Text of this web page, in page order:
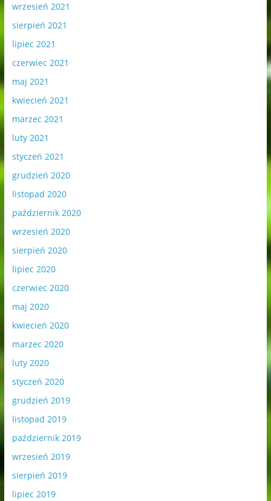
wrzesień 2021
sierpień 2021
lipiec 2021
czerwiec 2021
maj 2021
kwiecień 2021
marzec 2021
luty 2021
styczeń 2021
grudzień 2020
listopad 2020
październik 2020
wrzesień 2020
sierpień 2020
lipiec 2020
czerwiec 2020
maj 2020
kwiecień 2020
marzec 2020
luty 2020
styczeń 2020
grudzień 2019
listopad 2019
październik 2019
wrzesień 2019
sierpień 2019
lipiec 2019